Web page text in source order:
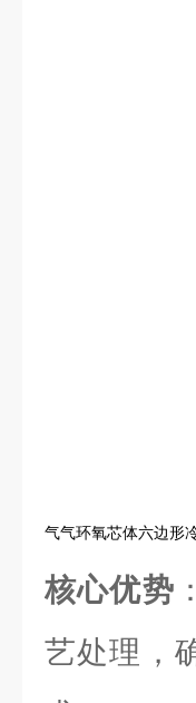
气气环氧芯体六边形
核心优势
艺处理，